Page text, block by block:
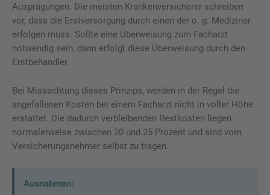
Ausprägungen. Die meisten Krankenversicherer schreiben
vor, dass die Erstversorgung durch einen der o. g. Mediziner
erfolgen muss. Sollte eine Überweisung zum Facharzt
notwendig sein, dann erfolgt diese Überweisung durch den
Erstbehandler.
Bei Missachtung dieses Prinzips, werden in der Regel die
angefallenen Kosten bei einem Facharzt nicht in voller Höhe
erstattet. Die dadurch verbleibenden Restkosten liegen
normalerweise zwischen 20 und 25 Prozent und sind vom
Versicherungsnehmer selbst zu tragen.
Ausnahmen: